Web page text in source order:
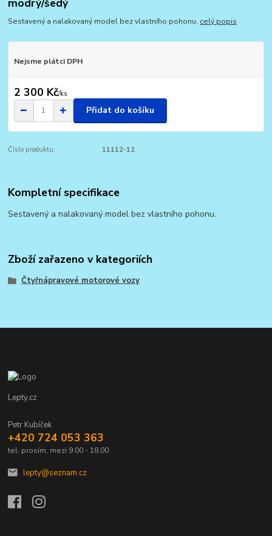
Sestavený a nalakovaný model bez vlastního pohonu. celý popis
Nejsme plátci DPH
2 300 Kč/ks
Přidat do košíku
Číslo produktu: 11112-12
Kompletní specifikace
Sestavený a nalakovaný model bez vlastního pohonu.
Zboží zařazeno v kategoriích
Čtyřnápravové motorové vozy
Lepty.cz
Petr Kubíček
+420 724 053 363
tel. prosím, mezi 9.00 - 18.00
lepty@seznam.cz